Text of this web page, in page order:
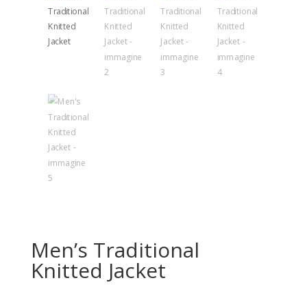
Men’s Traditional
Knitted Jacket